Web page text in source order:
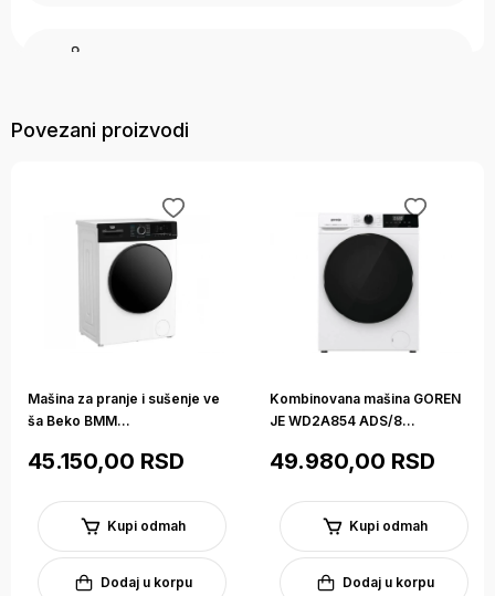
pozivajući naš Call Centar na sledeće brojeve 017 400 106 i
Opis Deklaracija
Povezani proizvodi
Mašina za pranje i sušenje ve
ša Beko BMM...
45.150,00 RSD
Kupi odmah
Dodaj u korpu
Kombinovana mašina GOREN
JE WD2A854 ADS/8...
49.980,00 RSD
Kupi odmah
Dodaj u korpu